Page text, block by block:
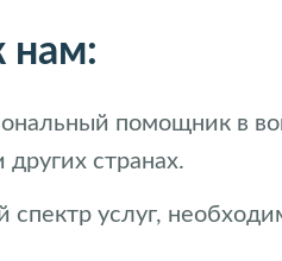
нам:
помощник в
странах.
услуг,